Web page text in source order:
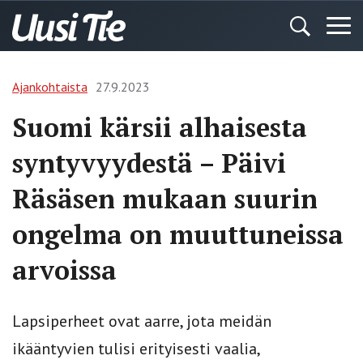
Ajankohtaista 27.9.2023
Suomi kärsii alhaisesta
syntyvyydestä – Päivi
Räsäsen mukaan suurin
ongelma on muuttuneissa
arvoissa
Lapsiperheet ovat aarre, jota meidän
ikääntyvien tulisi erityisesti vaalia,